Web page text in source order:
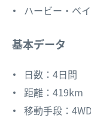
ハービー・ベ
基本データ
日数：4日間
距離：419km
移動手段：4WD